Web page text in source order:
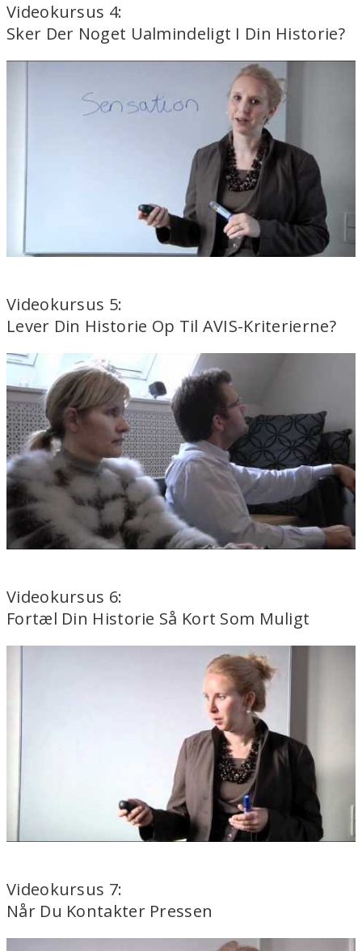
Videokursus 4:
Sker Der Noget Ualmindeligt I Din Historie?
Videokursus 5:
Lever Din Historie Op Til AVIS-Kriterierne?
Videokursus 6:
Fortæl Din Historie Så Kort Som Muligt
Videokursus 7:
Når Du Kontakter Pressen